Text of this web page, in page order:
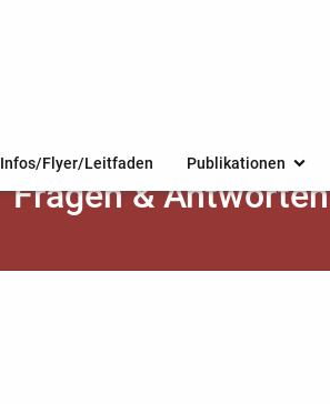
Infos/Flyer/Leitfaden Publikationen
Fragen & Antworten